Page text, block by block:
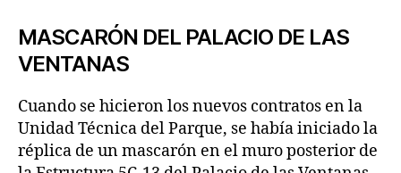
MASCARÓN DEL PALACIO DE LAS
VENTANAS
Cuando se hicieron los nuevos contratos en la
Unidad Técnica del Parque, se había iniciado la
réplica de un mascarón en el muro posterior de